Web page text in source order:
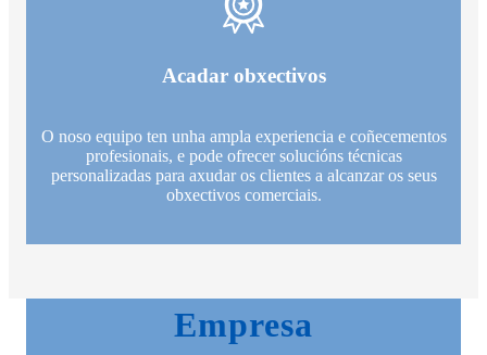
Acadar obxectivos
O noso equipo ten unha ampla experiencia e coñecementos
profesionais, e pode ofrecer solucións técnicas
personalizadas para axudar os clientes a alcanzar os seus
obxectivos comerciais.
Empresa